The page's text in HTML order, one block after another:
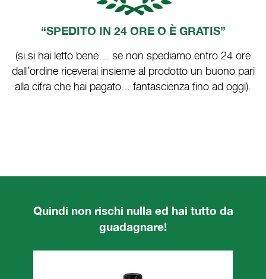
“SPEDITO IN 24 ORE O È GRATIS”
(si si hai letto bene… se non spediamo entro 24 ore
dall’ordine riceverai insieme al prodotto un buono pari
alla cifra che hai pagato... fantascienza fino ad oggi).
Quindi non rischi nulla ed hai tutto da
guadagnare!